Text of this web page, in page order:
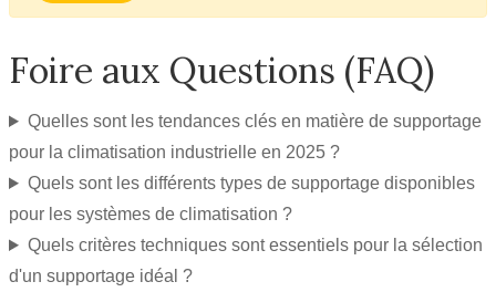
Foire aux Questions (FAQ)
Quelles sont les tendances clés en matière de supportage
pour la climatisation industrielle en 2025 ?
Quels sont les différents types de supportage disponibles
pour les systèmes de climatisation ?
Quels critères techniques sont essentiels pour la sélection
d'un supportage idéal ?